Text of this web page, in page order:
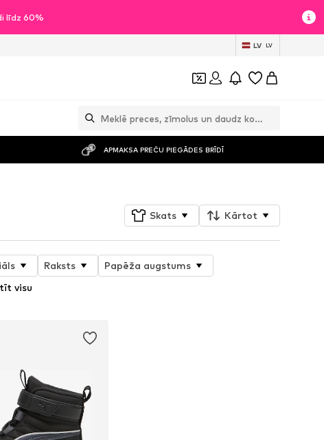
līdz 60%
LV LV
APMAKSA PREČU PIEGĀDES BRĪDĪ
Skats Kārtot
Raksts
Papēža augstums
visu